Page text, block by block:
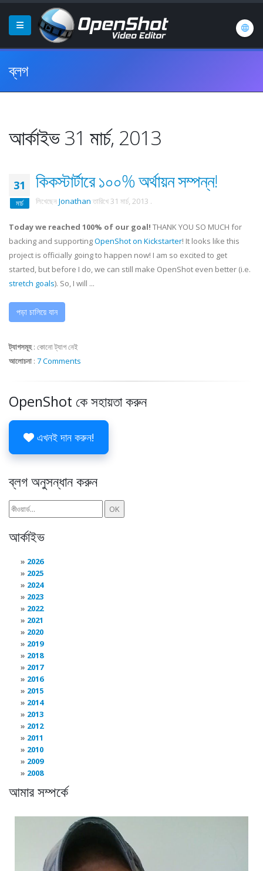
ব্লগ
আর্কাইভ 31 মার্চ, 2013
31
মার্চ
কিকস্টার্টারে ১০০% অর্থায়ন সম্পন্ন!
লিখেছেন Jonathan তারিখে 31 মার্চ, 2013 .
Today we reached 100% of our goal! THANK YOU SO MUCH for
backing and supportingOpenShot on Kickstarter! It looks like this
project is officially going to happen now! I am so excited to get
started, but before I do, we can still make OpenShot even better (i.e.
stretch goals). So, I will ...
পড়া চালিয়ে যান
ট্যাগসমূহ: কোনো ট্যাগ নেই
আলোচনা : 7 Comments
OpenShot কে সহায়তা করুন
এখনই দান করুন!
ব্লগ অনুসন্ধান করুন
আর্কাইভ
2026
2025
2024
2023
2022
2021
2020
2019
2018
2017
2016
2015
2014
2013
2012
2011
2010
2009
2008
আমার সম্পর্কে